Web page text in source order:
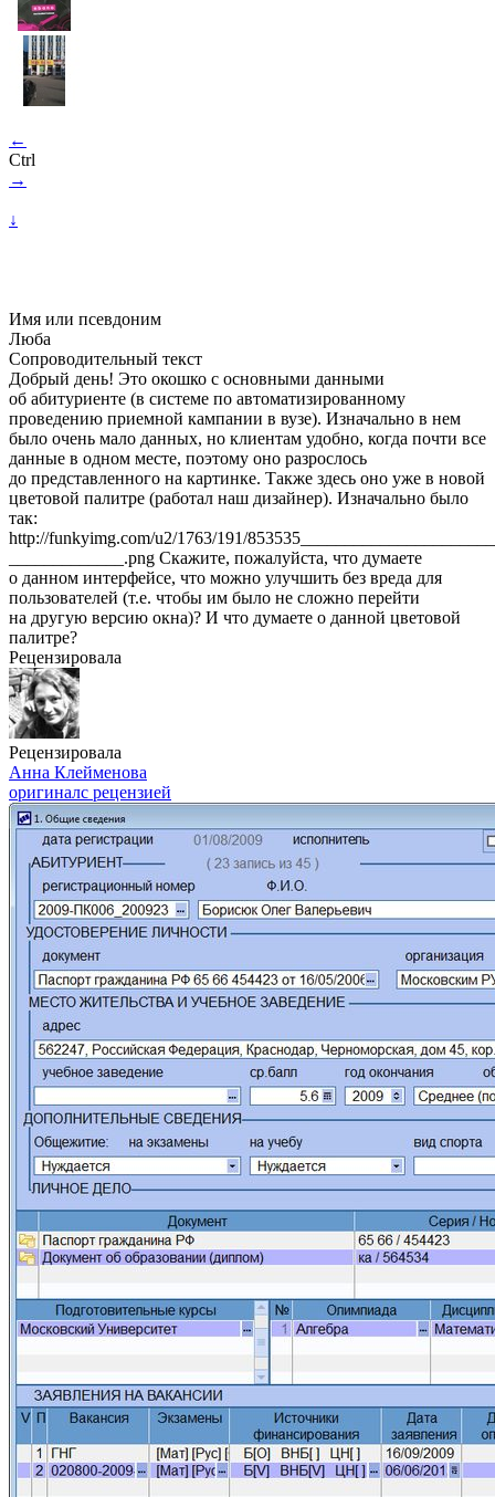
←
Ctrl
→
↓
Имя или псевдоним
Люба
Сопроводительный текст
Добрый день! Это окошко с основными данными
об абитуриенте (в системе по автоматизированному
проведению приемной кампании в вузе). Изначально в нем
было очень мало данных, но клиентам удобно, когда почти все
данные в одном месте, поэтому оно разрослось
до представленного на картинке. Также здесь оно уже в новой
цветовой палитре (работал наш дизайнер). Изначально было
так:
http://funkyimg.com/u2/1763/191/
_____________.png Скажите, пожалуйста, что думаете
о данном интерфейсе, что можно улучшить без вреда для
пользователей (т.е. чтобы им было не сложно перейти
на другую версию окна)? И что думаете о данной цветовой
палитре?
Рецензировала
Рецензировала
Анна Клейменова
оригиналс рецензией